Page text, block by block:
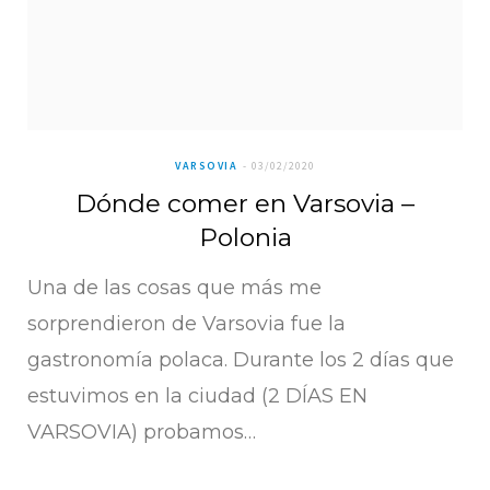
VARSOVIA 03/02/2020
Dónde comer en Varsovia –
Polonia
Una de las cosas que más me
sorprendieron de Varsovia fue la
gastronomía polaca. Durante los 2 días que
estuvimos en la ciudad (2 DÍAS EN
VARSOVIA) probamos…